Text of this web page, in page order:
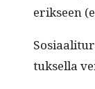
erik­seen
tuk­sel­la